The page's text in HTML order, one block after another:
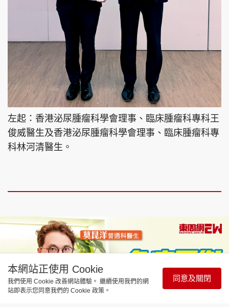
左起：香港泌尿腫瘤科學會理事、臨床腫瘤科專科王
俊威醫生及香港泌尿腫瘤科學會理事、臨床腫瘤科專
科林河清醫生。
本網站正使用 Cookie
我們使用 Cookie 改善網站體驗。 繼續使用我們的網
站即表示您同意我們的 Cookie 政策。
同意及關閉